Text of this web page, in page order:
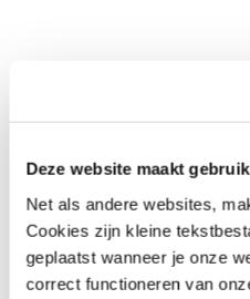
Deze website maakt
Net als andere websites,
Cookies zijn kleine
geplaatst wanneer je onze
correct functioneren van